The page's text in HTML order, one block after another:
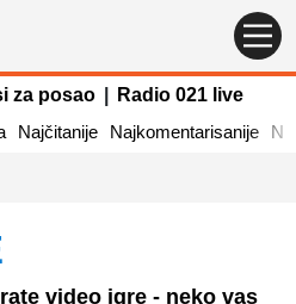
za posao
Radio 021 live
Najčitanije Najkomentarisanije
video igre - neko vas